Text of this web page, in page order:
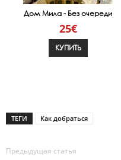
Дом Мила - Без очереди
25€
КУПИТЬ
ТЕГИ Как добраться
Предыдущая статья